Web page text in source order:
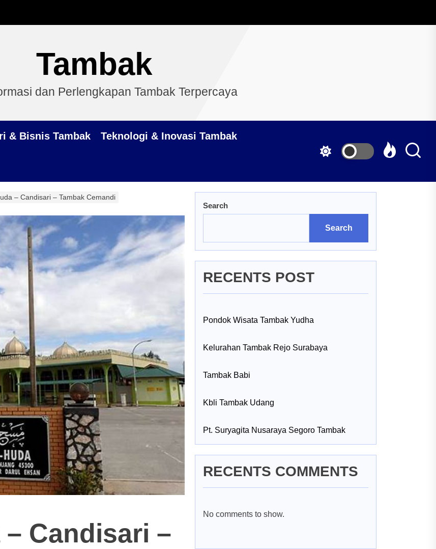
Tambak
dan Perlengkapan Tambak Terpercaya
& Bisnis Tambak Teknologi & Inovasi Tambak
– Candisari – Tambak Cemandi
Candisari –
Search
Search
RECENTS POST
Pondok Wisata Tambak Yudha
Kelurahan Tambak Rejo Surabaya
Tambak Babi
Kbli Tambak Udang
Pt. Suryagita Nusaraya Segoro Tambak
RECENTS COMMENTS
No comments to show.